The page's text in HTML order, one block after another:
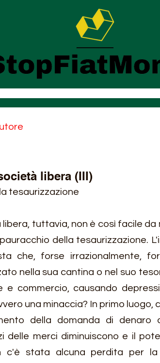
libera (III)
tesaurizzazione
libera, tuttavia, non è così facile
della tesaurizzazione.
che, forse irrazionalmente,
nella sua cantina o nel suo
e commercio, causando
una minaccia? In primo luogo,
della domanda di denaro
delle merci diminuiscono e il
c'è stata alcuna perdita per la